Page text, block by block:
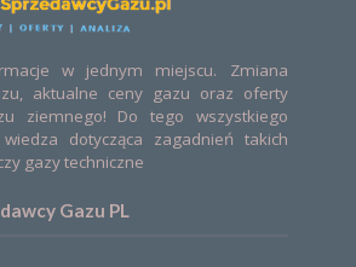
w jednym miejscu. Zmiana
aktualne ceny gazu oraz oferty
ziemnego! Do tego wszystkiego
wiedza dotycząca zagadnień takich
gazy techniczne
Gazu PL